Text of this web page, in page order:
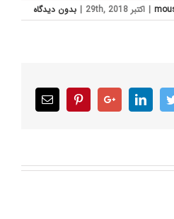
| اکتبر 29th, 2018 | بدون ديدگاه
Twitter
LinkedIn
Google+
Pinterest
Email